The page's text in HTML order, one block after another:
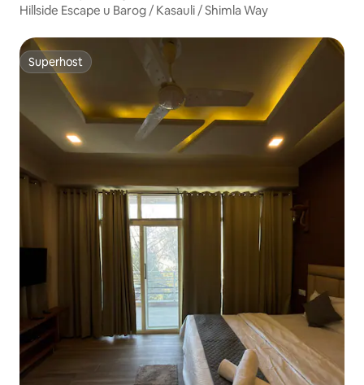
Hillside Escape u Barog / Kasauli / Shimla Way
Superhost
Superhost